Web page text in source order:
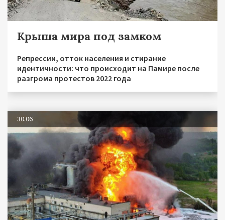
Крыша мира под замком
Репрессии, отток населения и стирание
идентичности: что происходит на Памире после
разгрома протестов 2022 года
30.06